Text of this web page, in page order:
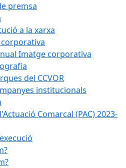
premsa
a la xarxa
Imatge corporativa
del CCVOR
institucionals
Comarcal (PAC) 2023-